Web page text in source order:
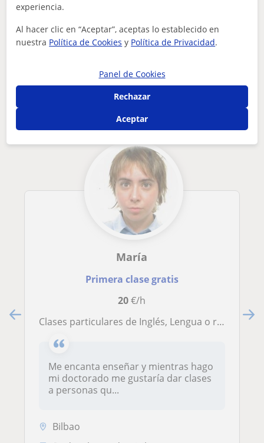
A domicilio
Otros profesores de Inglés en Bilbao que
pueden interesarte
María
Primera clase gratis
20€/h
Clases particulares de Inglés, Lengua o refuerzo adaptadas a cada nivel
Me encanta enseñar y mientras hago
mi doctorado me gustaría dar clases
a personas qu...
Bilbao
experiencia.
Al hacer clic en “Aceptar”, aceptas lo establecido en
nuestra Política de Cookies y Política de Privacidad.
Panel de Cookies
Rechazar
Aceptar